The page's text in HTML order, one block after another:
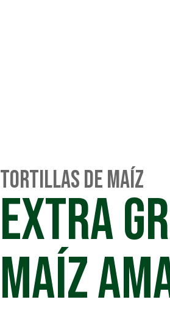
Tortillas de Maíz
EXTRA
MAÍZ